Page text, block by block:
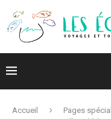
Accueil Pages